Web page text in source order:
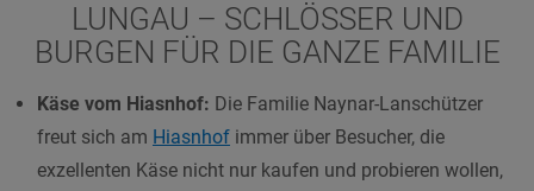
LUNGAU – SCHLÖSSER UND
BURGEN FÜR DIE GANZE FAMILIE
Käse vom Hiasnhof: Die Familie Naynar-Lanschützer
freut sich am Hiasnhof immer über Besucher, die
exzellenten Käse nicht nur kaufen und probieren wollen,